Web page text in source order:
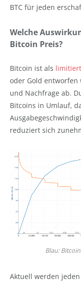
BTC für jeden
Welche
Bitcoin Preis?
Bitcoin ist als
oder Gold entworfen
und Nachfrage ab.
Bitcoins in Umlauf,
reduziert sich
Blau:
Aktuell werden